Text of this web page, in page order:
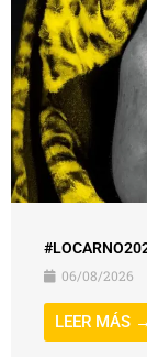
06/08/2026
LEER MÁS →